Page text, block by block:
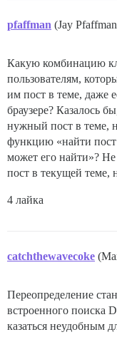
pfaffman (Jay
Какую комбинацию
пользователям,
им пост в теме, даже
браузере? Казалось
нужный пост в теме,
функцию «найти пост
может его найти»? Не
пост в текущей теме,
4 лайка
catchthewavecoke
Переопределение
встроенного поиска
казаться неудобным